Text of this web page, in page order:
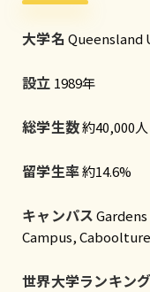
大学名 Queensland
設立 1989年
総学生数約40,000人
留学生率約14.6%
キャンパス
Campus,
世界大学ランキング